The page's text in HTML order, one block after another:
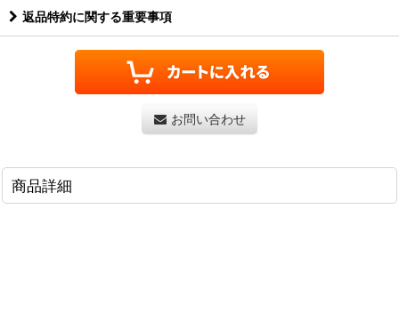
返品特約に関する重要事項
お問い合わせ
商品詳細